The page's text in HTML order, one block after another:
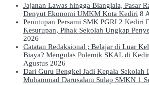
Jajanan Lawas hingga Bianglala, Pasar
Denyut Ekonomi UMKM Kota Kediri 8
Penutupan Persami SMK PGRI 2 Kediri
Kesurupan, Pihak Sekolah Ungkap
2026
Catatan Redaksional ; Belajar di Luar
Biaya? Mengulas Polemik SKAL di
Agustus 2026
Dari Guru Bengkel Jadi Kepala Sekolah
Muhammad Darusalam Sulap SMKN 1